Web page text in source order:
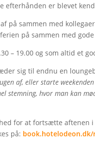
efterhånden er blevet
på sammen med
på sammen med
– 19.00 og som altid et
sig til endnu en
af, eller starte
stemning, hvor man kan
for at fortsætte aftenen
på: